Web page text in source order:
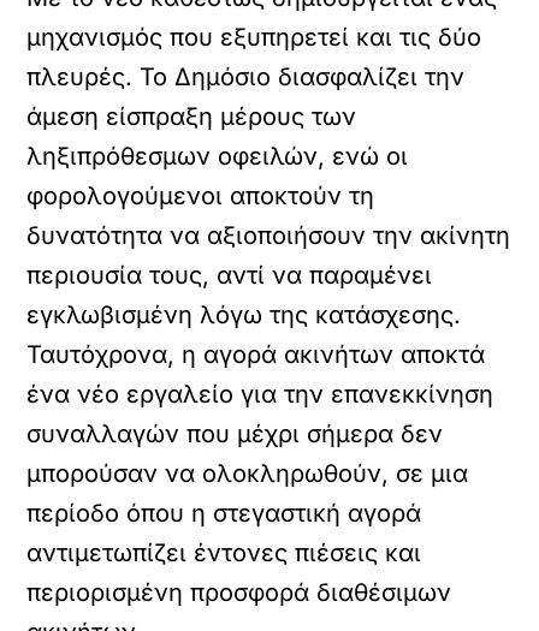
μηχανισμός που εξυπηρετεί και τις δύο
πλευρές. Το Δημόσιο διασφαλίζει την
άμεση είσπραξη μέρους των
ληξιπρόθεσμων οφειλών, ενώ οι
φορολογούμενοι αποκτούν τη
δυνατότητα να αξιοποιήσουν την ακίνητη
περιουσία τους, αντί να παραμένει
εγκλωβισμένη λόγω της κατάσχεσης.
Ταυτόχρονα, η αγορά ακινήτων αποκτά
ένα νέο εργαλείο για την επανεκκίνηση
συναλλαγών που μέχρι σήμερα δεν
μπορούσαν να ολοκληρωθούν, σε μια
περίοδο όπου η στεγαστική αγορά
αντιμετωπίζει έντονες πιέσεις και
περιορισμένη προσφορά διαθέσιμων